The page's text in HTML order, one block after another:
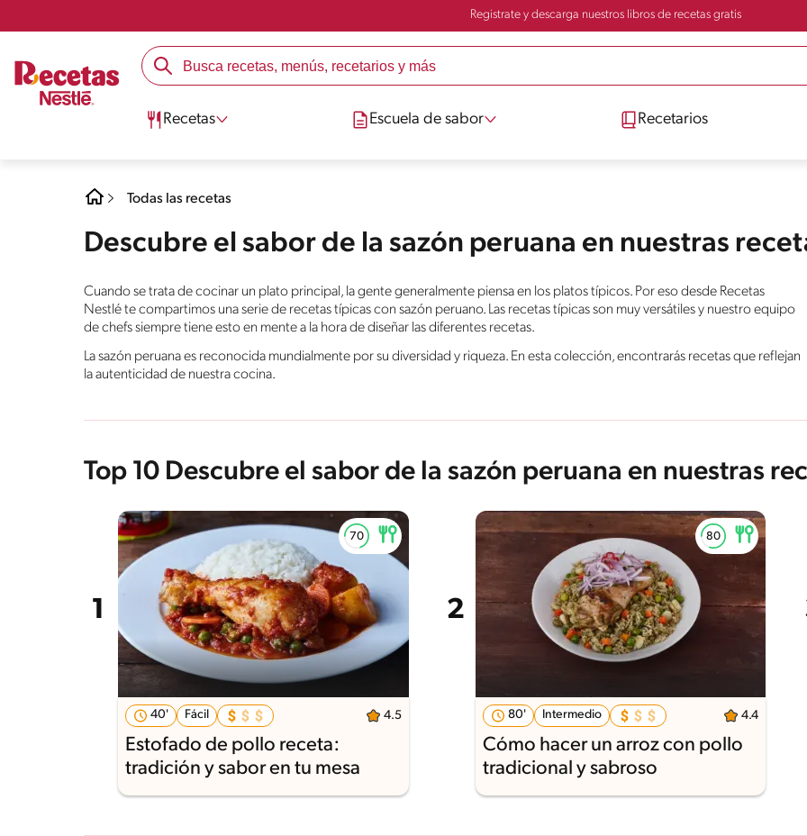
Registrate y descarga nuestros libros de recetas gratis
Recetas Escuela de sabor Recetarios
Todas las recetas
Descubre el sabor de la sazón peruana en nuestras
Cuando se trata de cocinar un plato principal, la gente generalmente piensa en los platos típicos. Por eso desde Recetas
Nestlé te compartimos una serie de recetas típicas con sazón peruano. Las recetas típicas son muy versátiles y nuestro equipo
de chefs siempre tiene esto en mente a la hora de diseñar las diferentes recetas.
La sazón peruana es reconocida mundialmente por su diversidad y riqueza. En esta colección, encontrarás recetas que reflejan
la autenticidad de nuestra cocina.
Top 10 Descubre el sabor de la sazón peruana en nuestras
40' Fácil 4.5
Estofado de pollo receta:
tradición y sabor en tu mesa
80' Intermedio 4.4
Cómo hacer un arroz con pollo
tradicional y sabroso